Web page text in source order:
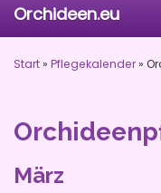
Orchideen.eu
Start» Pflegekalender»
März